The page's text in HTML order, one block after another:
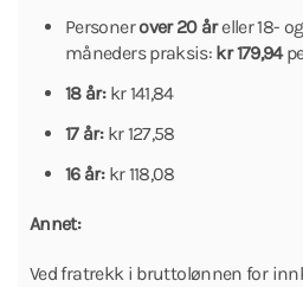
Personerover 20 åreller 18-
måneders praksis: kr 179,94
18 år:kr 141,84
17 år:kr 127,58
16 år:kr 118,08
Annet:
Ved fratrekk i bruttolønnen for